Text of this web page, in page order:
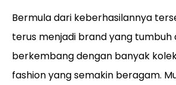
Bermula dari keberhasilannya
terus menjadi brand yang tumbuh
berkembang dengan banyak
fashion yang semakin beragam.